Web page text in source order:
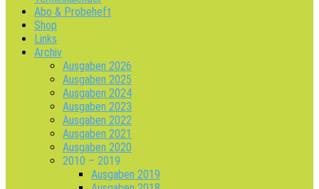
Abo & Probeheft
Shop
Links
Archiv
Ausgaben 2026
Ausgaben 2025
Ausgaben 2024
Ausgaben 2023
Ausgaben 2022
Ausgaben 2021
Ausgaben 2020
2010 – 2019
Ausgaben 2019